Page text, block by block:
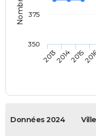
201320142015
350
375
Données 2024